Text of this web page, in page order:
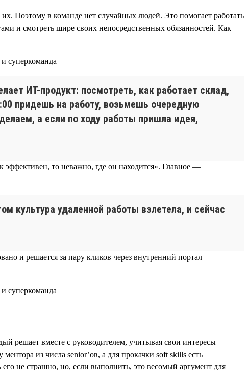
Поэтому в команде нет случайных людей. Это помогает работать
и смотреть шире своих непосредственных обязанностей. Как
ИТ-продукт: посмотреть, как работает склад,
придешь на работу, возьмешь очередную
а если по ходу работы пришла идея,
то неважно, где он находится». Главное —
культура удаленной работы взлетела, и сейчас
и решается за пару кликов через внутренний портал
решает вместе с руководителем, учитывая свои интересы
из числа senior’ов, а для прокачки soft skills есть
не страшно, но, если выполнить, это весомый аргумент для